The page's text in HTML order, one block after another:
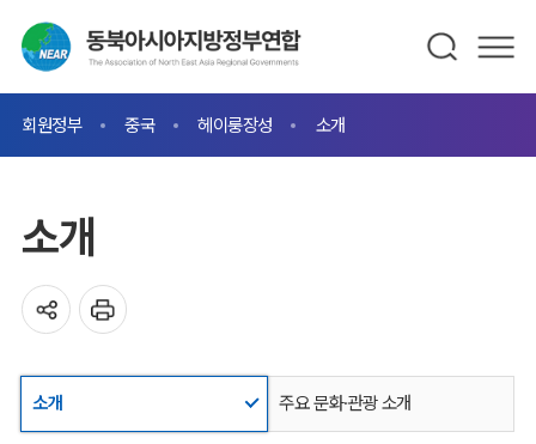
회원정부 중국 헤이룽장성 소개
소개
소개 주요 문화·관광 소개